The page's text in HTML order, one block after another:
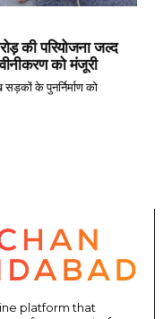
की परियोजना जल्द
को मंजूरी
के पुनर्निर्माण को
platform that